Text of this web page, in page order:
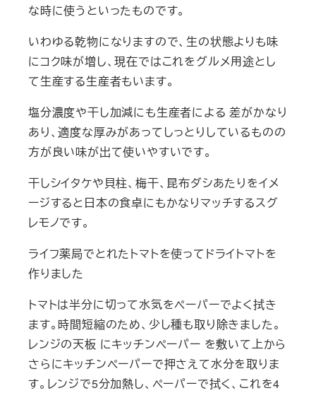
な時に使うといったものです。
いわゆる乾物になりますので、生の状態よりも味
にコク味が増し、現在ではこれをグルメ用途とし
て生産する生産者もいます。
塩分濃度や干し加減にも生産者による 差がかなり
あり、適度な厚みがあってしっとりしているものの
方が良い味が出て使いやすいです。
干しシイタケや貝柱、梅干、昆布ダシあたりをイメ
ージすると日本の食卓にもかなりマッチするスグ
レモノです。
ライフ薬局でとれたトマトを使ってドライトマトを
作りました
トマトは半分に切って水気をペーパーでよく拭き
ます。時間短縮のため、少し種も取り除きました。
レンジの天板 にキッチンペーパー を敷いて上から
さらにキッチンペーパーで押さえて水分を取りま
す。レンジで5分加熱し、ペーパーで拭く、これを4